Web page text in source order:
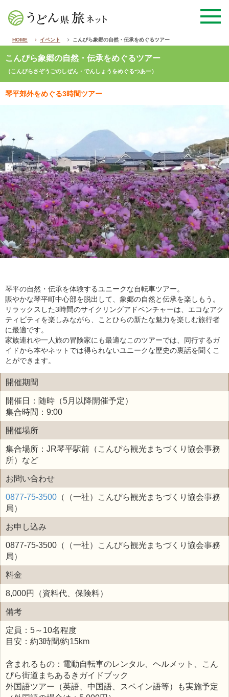
HOME イベント こんぴら象郷の自然・伝承をめぐるツアー
こんぴら象郷の自然・伝承をめぐるツアー
（こんぴらさぞうごのしぜん・でんしょうをめぐるつあー）
琴平郊外をめぐる3時間ツアー
琴平の自然・伝承を体験するユニークな自転車ツアー。
賑やかな琴平町中心部を脱出して、象郷の自然と伝承を楽しもう。
リラックスした3時間のサイクリングアドベンチャーは、エコなアク
ティビティを楽しみながら、ことひらの新たな魅力を楽しむ旅行者
に最適です。
家族連れや一人旅の冒険家にも最適なこのツアーでは、同行するガ
イドから本やネットでは得られないユニークな歴史の裏話を聞くこ
とができます。
開催期間
開催日：随時（5月以降開催予定）
集合時間：9:00
開催場所
集合場所：JR琴平駅前（こんぴら観光まちづくり協会事務
所）など
お問い合わせ
0877-75-3500 （（一社）こんぴら観光まちづくり協会事務
局）
お申し込み
0877-75-3500（（一社）こんぴら観光まちづくり協会事務
局）
料金
8,000円（資料代、保険料）
備考
定員：5～10名程度
目安：約3時間/約15km
含まれるもの：電動自転車のレンタル、ヘルメット、こん
ぴら街道まちあるきガイドブック
外国語ツアー（英語、中国語、スペイン語等）も実施予定